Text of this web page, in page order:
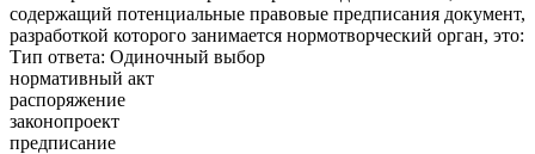
содержащий потенциальные правовые предписания документ,
разработкой которого занимается нормотворческий орган, это:
Тип ответа: Одиночный выбор
нормативный акт
распоряжение
законопроект
предписание